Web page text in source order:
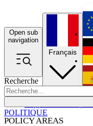
Open sub
navigation
Recherche
POLICY AREAS
Français
POLITIQUE